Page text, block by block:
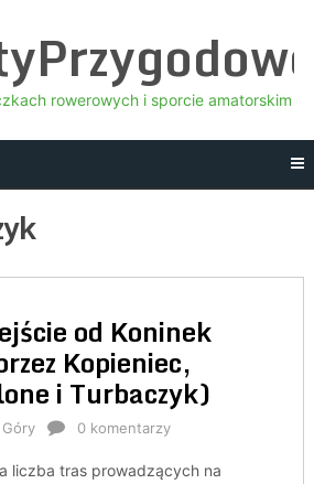
rowerowych i sporcie amatorskim
od Koninek
Kopieniec,
i Turbaczyk)
Góry 0 komentarzy
liczba tras prowadzących na